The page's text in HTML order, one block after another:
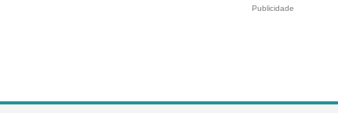
Publicidade